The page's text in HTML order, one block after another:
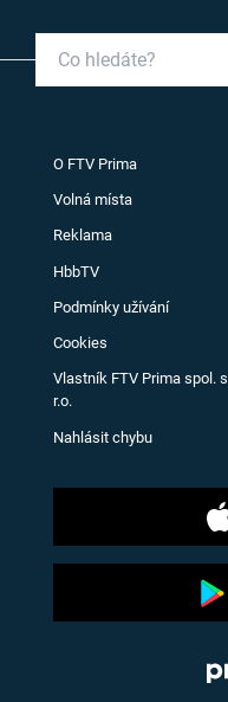
O FTV Prima
Volná místa
Reklama
HbbTV
Podmínky užívání
Cookies
Vlastník FTV Prima spol. s
r.o.
Nahlásit chybu